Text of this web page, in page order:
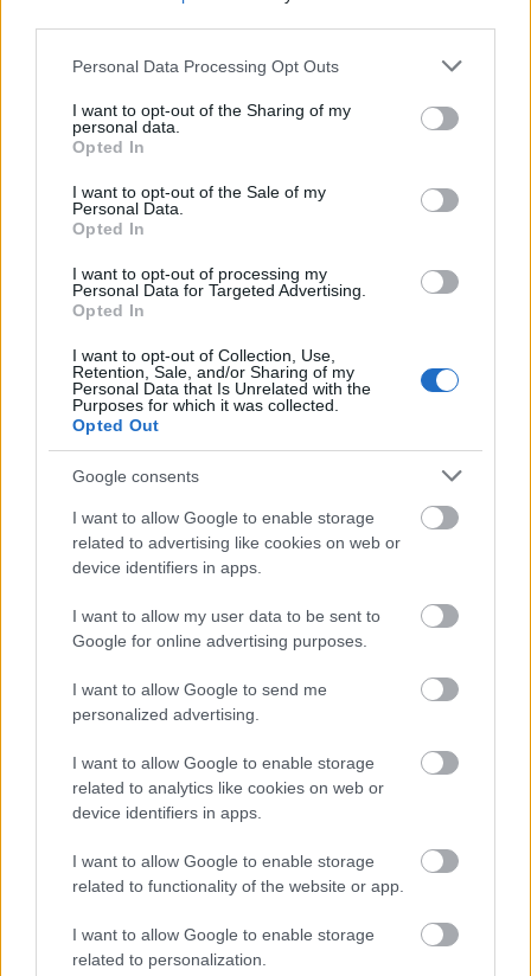
Please note that this website/app uses one or more Google
not limited to your visit or usage behaviour. You may click to
grant or deny consent to Google and its third-party tags to
use your data for below specified purposes in below Google
consent section.
Personal Data Processing Opt Outs
I want to opt-out of the Sharing of my
personal data.
Opted In
I want to opt-out of the Sale of my
Personal Data.
Opted In
I want to opt-out of processing my
Personal Data for Targeted Advertising.
Opted In
I want to opt-out of Collection, Use,
Retention, Sale, and/or Sharing of my
Personal Data that Is Unrelated with the
Purposes for which it was collected.
Opted Out
Google consents
I want to allow Google to enable storage
related to advertising like cookies on web or
device identifiers in apps.
I want to allow my user data to be sent to
Google for online advertising purposes.
I want to allow Google to send me
personalized advertising.
I want to allow Google to enable storage
related to analytics like cookies on web or
device identifiers in apps.
I want to allow Google to enable storage
related to functionality of the website or app.
I want to allow Google to enable storage
related to personalization.
Διαβάζονται αυτή τη στιγμή
Η χώρα που ζει το δημογραφικό μας μέλλον
προβλέπεται να χάσει το 30% του πληθυσμού
της μέχρι το 2070
Ακαθάριστα οικόπεδα: Τι γίνεται όταν ο
ιδιοκτήτης δεν τα καθαρίσει - Πώς κινούνται
δήμοι και ΠΣ, ποιος πληρώνει τον λογαριασμό
έναρξη μιας επικίνδυνης εποχής
κυβερνοεπιθέσεων με AI
TAGS: Λίβανος Ισραήλ
BEST OF INTERNET